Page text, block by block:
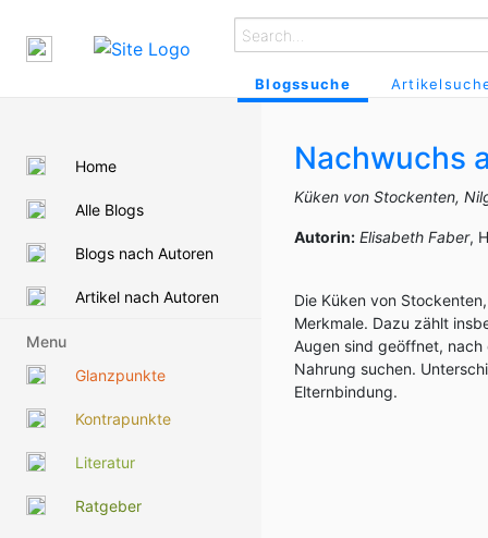
Blogssuche
Home
Alle Blogs
Blogs nach Autoren
Artikel nach Autoren
Menu
Glanzpunkte
Kontrapunkte
Literatur
Ratgeber
Nachwuchs
Küken von Stockenten,
Autorin: Elisabeth Faber,
Die Küken von
Merkmale. Dazu zählt
Augen sind geöffnet,
Nahrung suchen.
Elternbindung.